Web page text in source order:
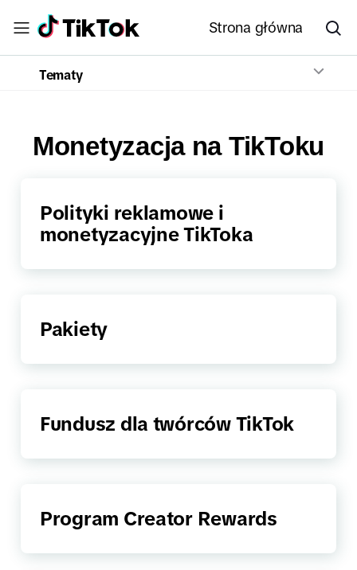
Strona główna
Tematy
Monetyzacja na TikToku
Polityki reklamowe i
monetyzacyjne TikToka
Pakiety
Fundusz dla twórców TikTok
Program Creator Rewards